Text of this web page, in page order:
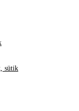
sütik